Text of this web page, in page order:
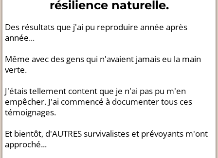
résilience naturelle.
Des résultats que j'ai pu reproduire année après
année...
Même avec des gens qui n'avaient jamais eu la main
verte.
J'étais tellement content que je n'ai pas pu m'en
empêcher. J'ai commencé à documenter tous ces
témoignages.
Et bientôt, d'AUTRES survivalistes et prévoyants m'ont
approché...